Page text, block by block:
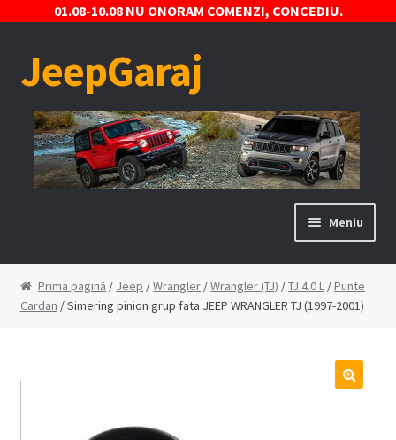
01.08-10.08 NU ONORAM COMENZI, CONCEDIU.
Sari
la
Sari
la
JeepGaraj
Meniu
Prima pagină
Contact
Prima pagină / Jeep /Wrangler /Wrangler (TJ) /TJ 4.0 L /Punte
Cardan / Simering pinion grup fata JEEP WRANGLER TJ (1997-2001)